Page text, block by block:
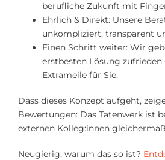
berufliche Zukunft mit
Ehrlich & Direkt: Unsere
unkompliziert, transparent
Einen Schritt weiter: Wir
erstbesten Lösung zufrieden
Extrameile für Sie.
Dass dieses Konzept aufgeht,
Bewertungen: Das Tatenwerk ist
externen Kolleg:innen
Neugierig, warum das so ist?